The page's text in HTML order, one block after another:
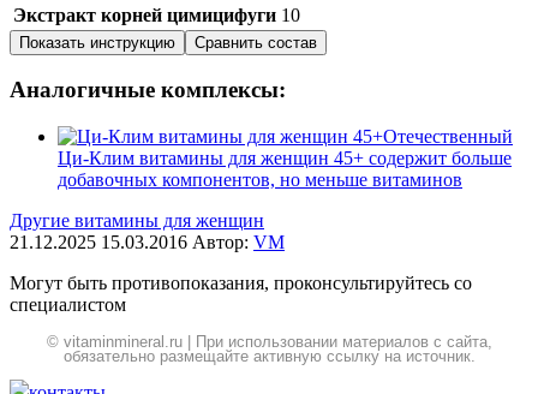
Экстракт корней цимицифуги 10
Показать инструкцию Сравнить состав
Аналогичные комплексы:
Отечественный
Ци-Клим витамины для женщин 45+ содержит больше
добавочных компонентов, но меньше витаминов
Другие витамины для женщин
21.12.2025 15.03.2016 Автор: VM
Могут быть противопоказания, проконсультируйтесь со
специалистом
© vitaminmineral.ru | При использовании материалов с сайта,
обязательно размещайте активную ссылку на источник.